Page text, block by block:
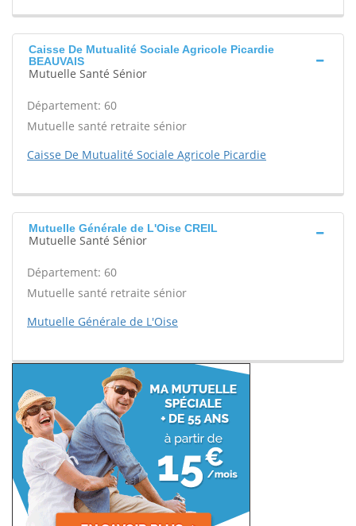
Caisse De Mutualité Sociale Agricole Picardie
BEAUVAIS
Mutuelle Santé Sénior
Département: 60
Mutuelle santé retraite sénior
Caisse De Mutualité Sociale Agricole Picardie
Mutuelle Générale de L'Oise CREIL
Mutuelle Santé Sénior
Département: 60
Mutuelle santé retraite sénior
Mutuelle Générale de L'Oise